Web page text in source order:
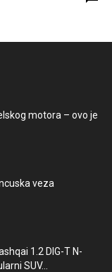
motora – ovo je
veza
1.2 DIG-T N-
SUV...